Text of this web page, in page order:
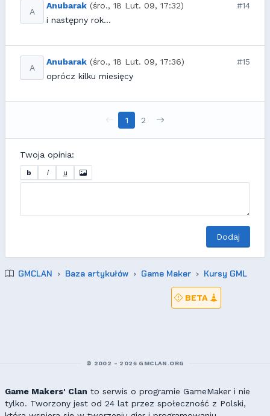
A
Anubarak (śro., 18 Lut. 09, 17:32)
#14
i następny rok...
A
Anubarak (śro., 18 Lut. 09, 17:36)
#15
oprócz kilku miesięcy
1 2
Twoja opinia:
b i u
Dodaj
GMCLAN Baza artykułów Game Maker Kursy GML
BETA
© 2002 - 2026 GMCLAN.ORG
Game Makers' Clan to serwis o programie GameMaker i nie
tylko. Tworzony jest od 24 lat przez społeczność z Polski,